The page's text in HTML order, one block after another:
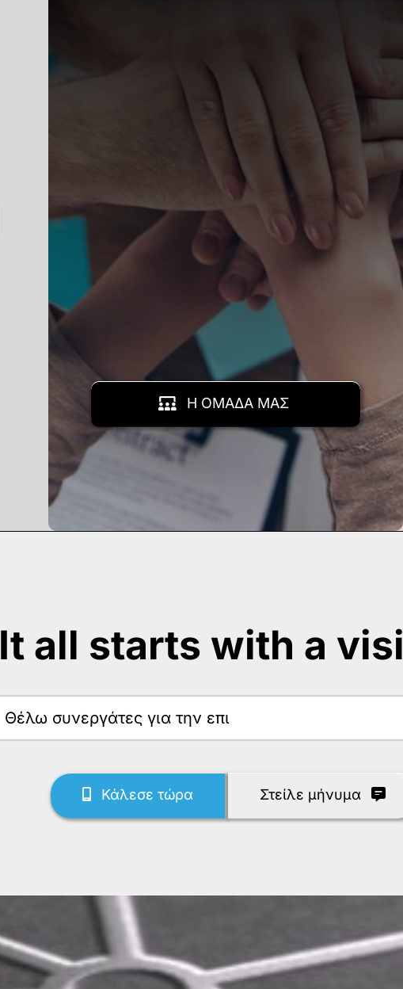
Η ΟΜΑΔΑ ΜΑΣ
It all starts with a
Θέλω
Κάλεσε τώρα Στείλε μήνυμα